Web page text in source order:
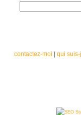
contactez-moi qui